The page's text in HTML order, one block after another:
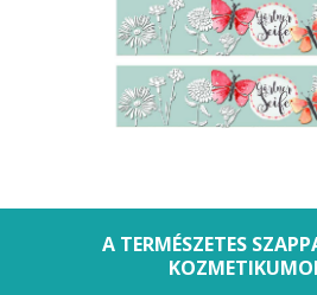
A TERMÉSZETES